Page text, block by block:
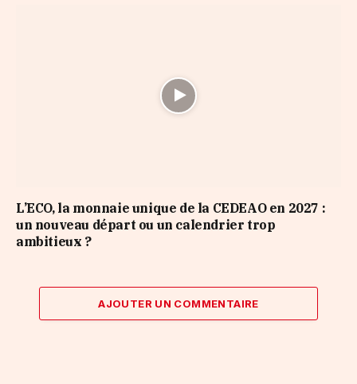
L’ECO, la monnaie unique de la CEDEAO en 2027 :
un nouveau départ ou un calendrier trop
ambitieux ?
AJOUTER UN COMMENTAIRE